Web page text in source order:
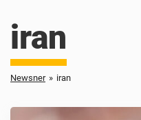
iran
Newsner » iran